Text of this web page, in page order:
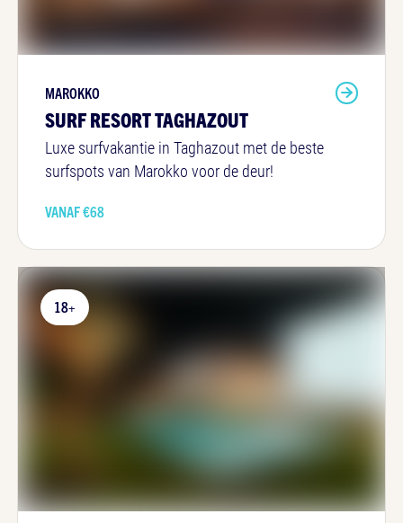
MAROKKO
SURF RESORT TAGHAZOUT
Luxe surfvakantie in Taghazout met de beste
surfspots van Marokko voor de deur!
VANAF €68
18+